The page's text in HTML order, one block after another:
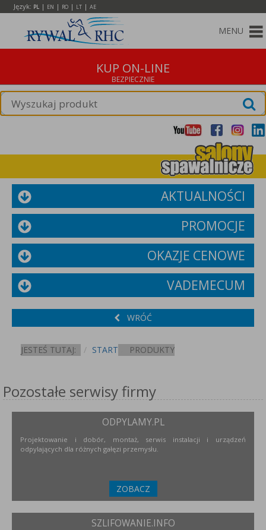
Język: PL | EN | RO | LT | AE
MENU
KUP ON-LINE
AKTUALNOŚCI
PROMOCJE
OKAZJE CENOWE
VADEMECUM
WRÓĆ
JESTEŚ TUTAJ: START PRODUKTY
Pozostałe serwisy firmy
ODPYLAMY.PL
Projektowanie i dobór, montaż, serwis instalacji i urządzeń
odpylających dla różnych gałęzi przemysłu.
ZOBACZ
SZLIFOWANIE.INFO